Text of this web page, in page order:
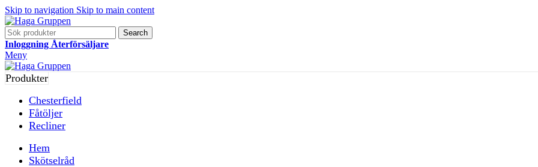
Skip to navigation Skip to main content
Search
Inloggning Återförsäljare
Meny
Produkter
Chesterfield
Fåtöljer
Recliner
Hem
Skötselråd